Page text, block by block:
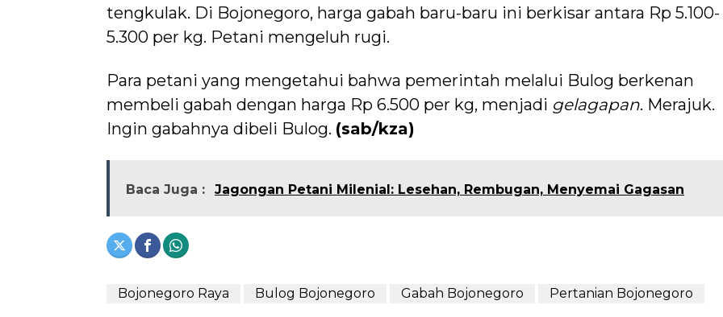
tengkulak. Di Bojonegoro, harga gabah baru-baru ini berkisar antara Rp 5.100-
5.300 per kg. Petani mengeluh rugi.
Para petani yang mengetahui bahwa pemerintah melalui Bulog berkenan
membeli gabah dengan harga Rp 6.500 per kg, menjadi gelagapan. Merajuk.
Ingin gabahnya dibeli Bulog. (sab/kza)
Baca Juga : Jagongan Petani Milenial: Lesehan, Rembugan, Menyemai Gagasan
Bojonegoro Raya Bulog Bojonegoro Gabah Bojonegoro Pertanian Bojonegoro